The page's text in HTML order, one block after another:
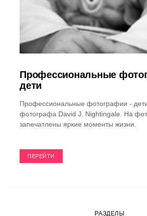
Профессиональные
дети
Профессиональные фотографии -
фотографа David J. Nightingale. На
запечатлены яркие моменты жизни.
ПЕРЕЙТИ
РАЗДЕЛЫ